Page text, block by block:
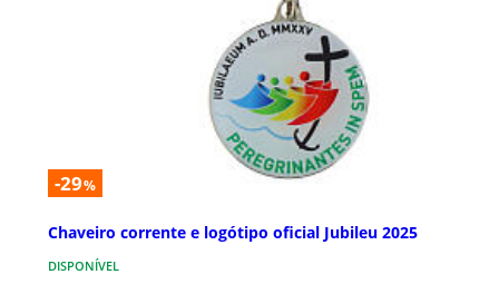
-29%
Chaveiro corrente e logótipo oficial Jubileu 2025
DISPONÍVEL